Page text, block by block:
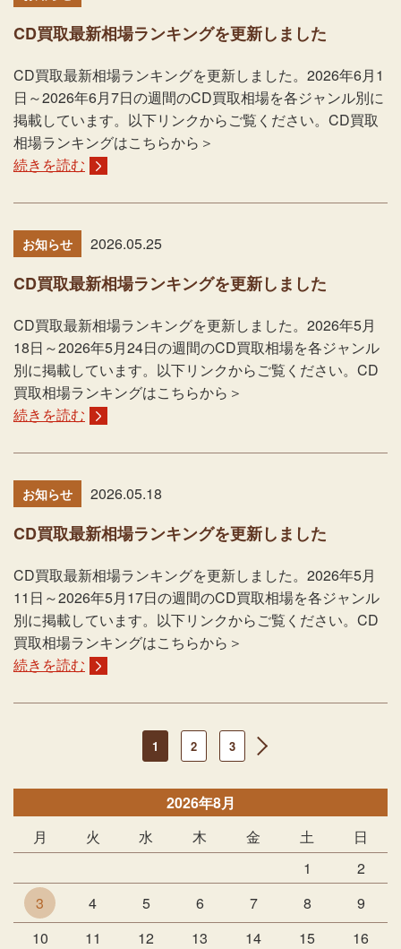
CD買取最新相場ランキングを更新しました
CD買取最新相場ランキングを更新しました。2026年6月1
日～2026年6月7日の週間のCD買取相場を各ジャンル別に
掲載しています。以下リンクからご覧ください。CD買取
相場ランキングはこちらから＞
続きを読む
お知らせ 2026.05.25
CD買取最新相場ランキングを更新しました
CD買取最新相場ランキングを更新しました。2026年5月
18日～2026年5月24日の週間のCD買取相場を各ジャンル
別に掲載しています。以下リンクからご覧ください。CD
買取相場ランキングはこちらから＞
続きを読む
お知らせ 2026.05.18
CD買取最新相場ランキングを更新しました
CD買取最新相場ランキングを更新しました。2026年5月
11日～2026年5月17日の週間のCD買取相場を各ジャンル
別に掲載しています。以下リンクからご覧ください。CD
買取相場ランキングはこちらから＞
続きを読む
1 2 3
next
2026年8月
月
火 水 木 金 土
日
1
2
3
4 5 6 7 8
9
10
11 12 13 14 15
16